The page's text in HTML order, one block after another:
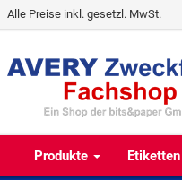
Alle Preise inkl. gesetzl. MwSt.
Produkte Etiketten